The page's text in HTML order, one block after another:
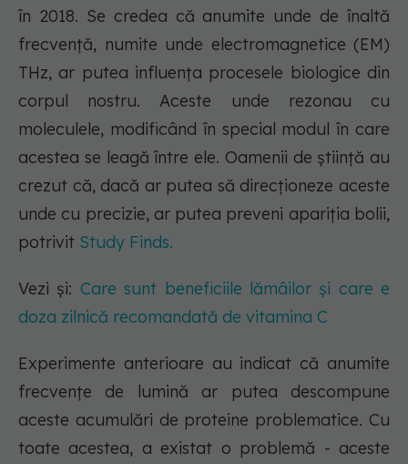
în 2018. Se credea că anumite unde de înaltă
frecvență, numite unde electromagnetice (EM)
THz, ar putea influența procesele biologice din
corpul nostru. Aceste unde rezonau cu
moleculele, modificând în special modul în care
acestea se leagă între ele. Oamenii de știință au
crezut că, dacă ar putea să direcționeze aceste
unde cu precizie, ar putea preveni apariția bolii,
potrivit Study Finds.
Vezi și: Care sunt beneficiile lămâilor și care e
doza zilnică recomandată de vitamina C
Experimente anterioare au indicat că anumite
frecvențe de lumină ar putea descompune
aceste acumulări de proteine problematice. Cu
toate acestea, a existat o problemă - aceste